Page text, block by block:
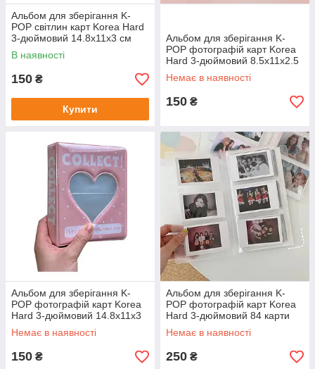
Альбом для зберігання K-
POP світлин карт Korea Hard
3-дюймовий 14.8x11x3 см
Синій
В наявності
150 ₴
Купити
Альбом для зберігання K-
POP фотографій карт Korea
Hard 3-дюймовий 8.5x11x2.5
см
Немає в наявності
150 ₴
Альбом для зберігання K-
POP фотографій карт Korea
Hard 3-дюймовий 14.8x11x3
см
Немає в наявності
150 ₴
Альбом для зберігання K-
POP фотографій карт Korea
Hard 3-дюймовий 84 карти
20x10 см
Немає в наявності
250 ₴